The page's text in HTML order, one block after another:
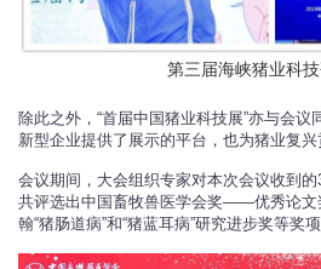
第三届海峡猪业科
除此之外，“首届中国猪业科技展”亦与会议
新型企业提供了展示的平台，也为猪业复兴
会议期间，大会组织专家对本次会议收到的
共评选出中国畜牧兽医学会奖——优秀论文
翰“猪肠道病”和“猪蓝耳病”研究进步奖等奖